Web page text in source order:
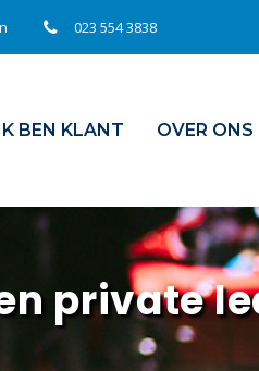
023 554 3838
BEN KLANT OVER ONS
private